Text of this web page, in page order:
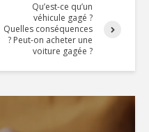
Qu’est-ce qu’un
véhicule gagé ?
Quelles conséquences
? Peut-on acheter une
voiture gagée ?